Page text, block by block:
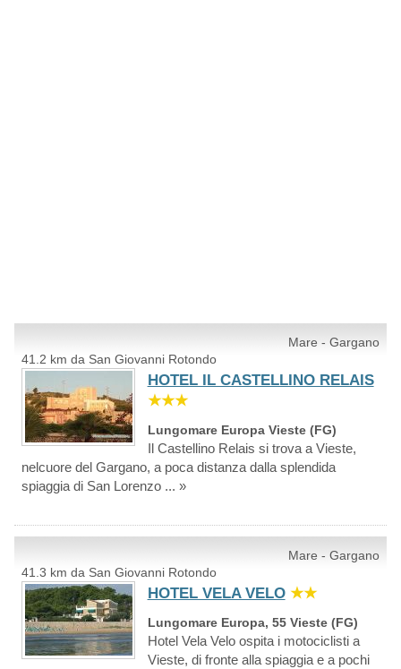
Mare - Gargano
41.2 km da San Giovanni Rotondo
HOTEL IL CASTELLINO RELAIS
★★★
Lungomare Europa Vieste (FG)
Il Castellino Relais si trova a Vieste,
nelcuore del Gargano, a poca distanza dalla splendida
spiaggia di San Lorenzo ... »
Mare - Gargano
41.3 km da San Giovanni Rotondo
HOTEL VELA VELO ★★
Lungomare Europa, 55 Vieste (FG)
Hotel Vela Velo ospita i motociclisti a
Vieste, di fronte alla spiaggia e a pochi